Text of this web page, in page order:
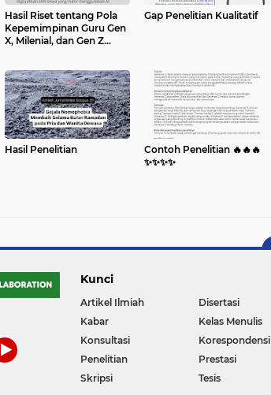
Hasil Riset tentang Pola
Kepemimpinan Guru Gen
X, Milenial, dan Gen Z
Gap Penelitian Kualitatif
Hasil Penelitian
Contoh Penelitian 🔥🔥🔥
✨️✨️✨️✨️
Kunci
Artikel Ilmiah Disertasi
Kabar
Kelas Menulis
Konsultasi
Korespondensi
Penelitian
Prestasi
Skripsi
Tesis